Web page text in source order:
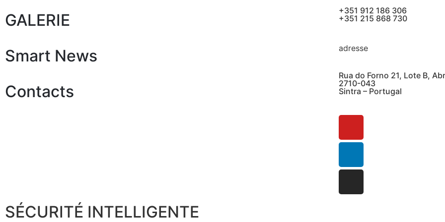
GALERIE
Smart News
Contacts
+351 912 186 306
+351 215 868 730
adresse
Rua do Forno 21, Lote B,
2710-043
Sintra – Portugal
SÉCURITÉ INTELLIGENTE